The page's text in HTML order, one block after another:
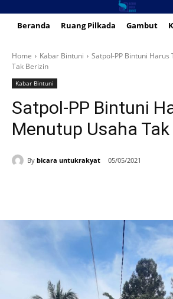
Beranda Ruang Pilkada Gambut
Home Kabar Bintuni
Satpol-PP Bintuni Harus
Tak Berizin
Kabar Bintuni
Satpol-PP Bintuni
Menutup Usaha Tak
By bicara untukrakyat 05/05/2021